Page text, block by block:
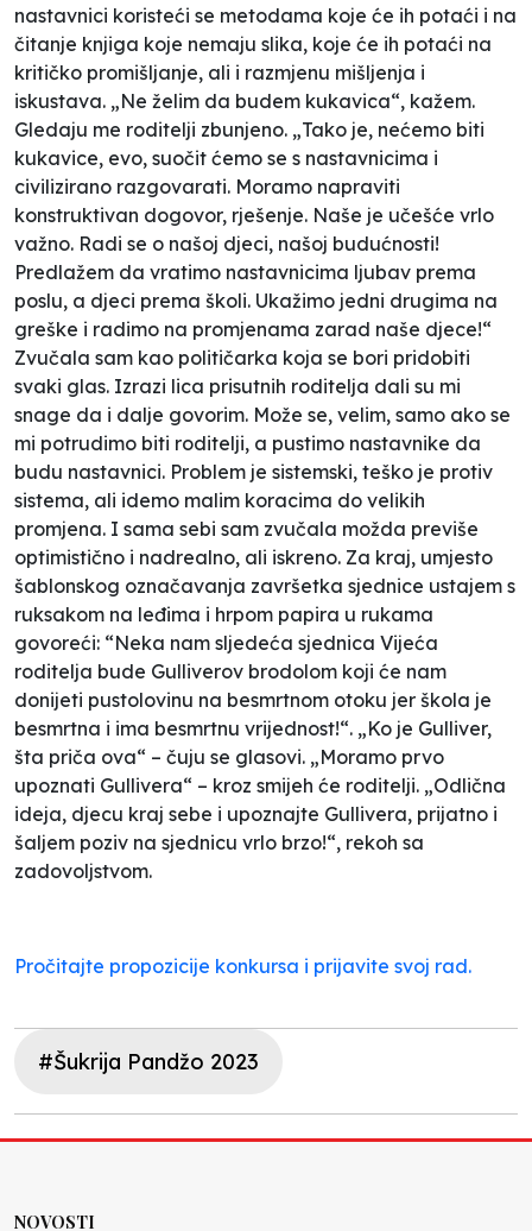
nastavnici koristeći se metodama koje će ih potaći i na
čitanje knjiga koje nemaju slika, koje će ih potaći na
kritičko promišljanje, ali i razmjenu mišljenja i
iskustava. „Ne želim da budem kukavica“, kažem.
Gledaju me roditelji zbunjeno. „Tako je, nećemo biti
kukavice, evo, suočit ćemo se s nastavnicima i
civilizirano razgovarati. Moramo napraviti
konstruktivan dogovor, rješenje. Naše je učešće vrlo
važno. Radi se o našoj djeci, našoj budućnosti!
Predlažem da vratimo nastavnicima ljubav prema
poslu, a djeci prema školi. Ukažimo jedni drugima na
greške i radimo na promjenama zarad naše djece!“
Zvučala sam kao političarka koja se bori pridobiti
svaki glas. Izrazi lica prisutnih roditelja dali su mi
snage da i dalje govorim. Može se, velim, samo ako se
mi potrudimo biti roditelji, a pustimo nastavnike da
budu nastavnici. Problem je sistemski, teško je protiv
sistema, ali idemo malim koracima do velikih
promjena. I sama sebi sam zvučala možda previše
optimistično i nadrealno, ali iskreno. Za kraj, umjesto
šablonskog označavanja završetka sjednice ustajem s
ruksakom na leđima i hrpom papira u rukama
govoreći: “Neka nam sljedeća sjednica Vijeća
roditelja bude Gulliverov brodolom koji će nam
donijeti pustolovinu na besmrtnom otoku jer škola je
besmrtna i ima besmrtnu vrijednost!“. „Ko je Gulliver,
šta priča ova“ – čuju se glasovi. „Moramo prvo
upoznati Gullivera“ – kroz smijeh će roditelji. „Odlična
ideja, djecu kraj sebe i upoznajte Gullivera, prijatno i
šaljem poziv na sjednicu vrlo brzo!“, rekoh sa
zadovoljstvom.
Pročitajte propozicije konkursa i prijavite svoj rad.
#Šukrija Pandžo 2023
NOVOSTI